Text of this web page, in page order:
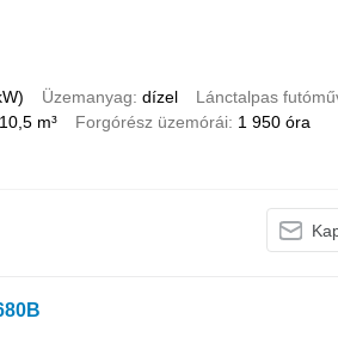
Üzemanyag dízel Lánctalpas
10,5 m³ Forgórész üzemórái 1 950 óra